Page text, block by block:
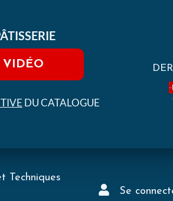
Techniques
Se
VIDÉO
DU CATALOGUE